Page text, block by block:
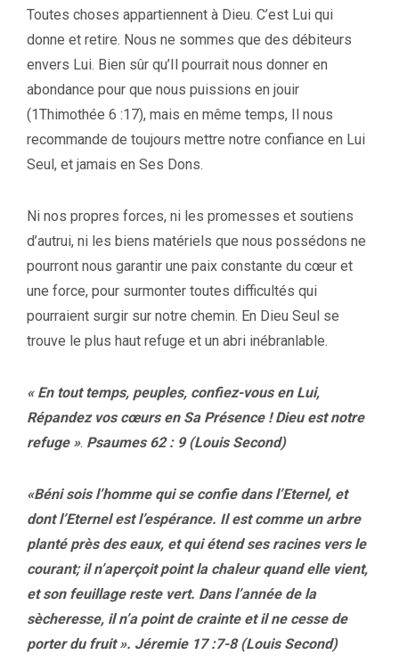
Toutes choses appartiennent à Dieu. C’est Lui qui
donne et retire. Nous ne sommes que des débiteurs
envers Lui. Bien sûr qu’Il pourrait nous donner en
abondance pour que nous puissions en jouir
(1Thimothée 6 :17), mais en même temps, Il nous
recommande de toujours mettre notre confiance en Lui
Seul, et jamais en Ses Dons.
Ni nos propres forces, ni les promesses et soutiens
d’autrui, ni les biens matériels que nous possédons ne
pourront nous garantir une paix constante du cœur et
une force, pour surmonter toutes difficultés qui
pourraient surgir sur notre chemin. En Dieu Seul se
trouve le plus haut refuge et un abri inébranlable.
« En tout temps, peuples, confiez-vous en Lui,
Répandez vos cœurs en Sa Présence ! Dieu est notre
refuge ». Psaumes 62 : 9 (Louis Second)
«Béni sois l’homme qui se confie dans l’Eternel, et
dont l’Eternel est l’espérance. Il est comme un arbre
planté près des eaux, et qui étend ses racines vers le
courant; il n’aperçoit point la chaleur quand elle vient,
et son feuillage reste vert. Dans l’année de la
sècheresse, il n’a point de crainte et il ne cesse de
porter du fruit ». Jéremie 17 :7-8 (Louis Second)